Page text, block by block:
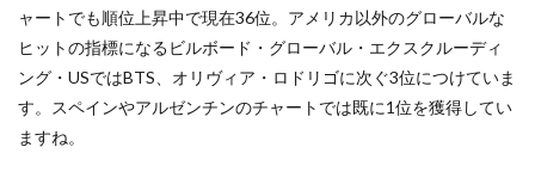
ャートでも順位上昇中で現在36位。アメリカ以外のグローバルな
ヒットの指標になるビルボード・グローバル・エクスクルーディ
ング・USではBTS、オリヴィア・ロドリゴに次ぐ3位につけていま
す。スペインやアルゼンチンのチャートでは既に1位を獲得してい
ますね。